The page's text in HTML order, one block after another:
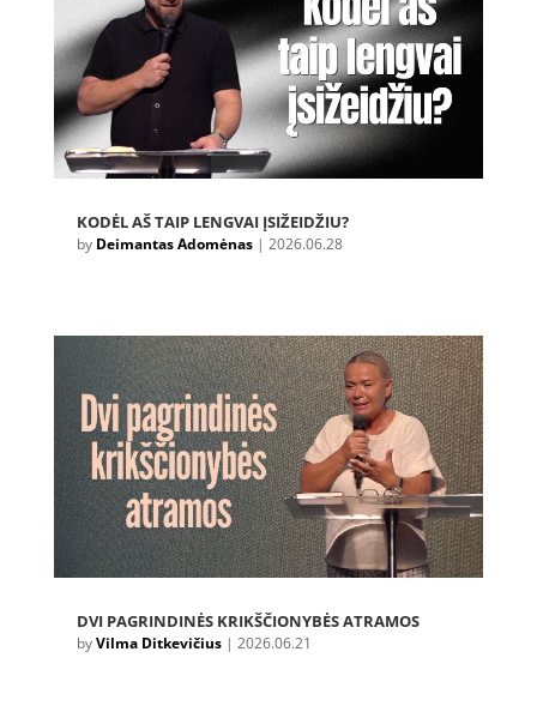
KODĖL AŠ TAIP LENGVAI ĮSIŽEIDŽIU?
by Deimantas Adomėnas| 2026.06.28
DVI PAGRINDINĖS KRIKŠČIONYBĖS ATRAMOS
byVilma Ditkevičius| 2026.06.21